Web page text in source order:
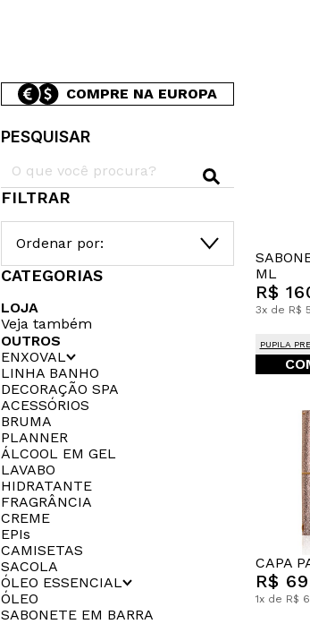
COMPRE NA EUROPA
PESQUISAR
FILTRAR
Ordenar por:
CATEGORIAS
LOJA
Veja também
OUTROS
ENXOVAL
LINHA BANHO
DECORAÇÃO SPA
ACESSÓRIOS
BRUMA
PLANNER
ÁLCOOL EM GEL
LAVABO
HIDRATANTE
FRAGRÂNCIA
CREME
EPIs
CAMISETAS
SACOLA
ÓLEO ESSENCIAL
ÓLEO
SABONETE EM BARRA
ML
R$
3x de R$
PUPILA
CAPA
R$
1x de R$